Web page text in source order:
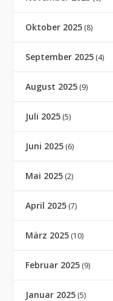
Oktober 2025 (8)
September 2025 (4)
August 2025 (9)
Juli 2025 (5)
Juni 2025 (6)
Mai 2025 (2)
April 2025 (7)
März 2025 (10)
Februar 2025 (9)
Januar 2025 (5)